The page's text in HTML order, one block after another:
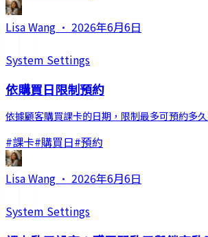
Lisa Wang · 2026年6月6日
System Settings
依購買日限制預約
依據顧客購買課卡的日期，限制最多可預約多
#課卡#購買日#預約
Lisa Wang · 2026年6月6日
System Settings